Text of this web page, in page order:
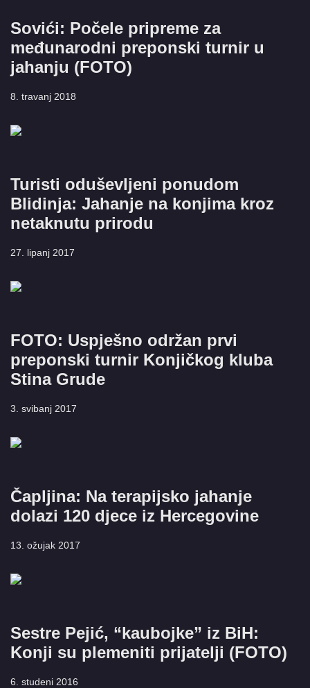
Sovići: Počele pripreme za
međunarodni preponski turnir u
jahanju (FOTO)
8. travanj 2018
Turisti oduševljeni ponudom
Blidinja: Jahanje na konjima kroz
netaknutu prirodu
27. lipanj 2017
FOTO: Uspješno održan prvi
preponski turnir Konjičkog kluba
Stina Grude
3. svibanj 2017
Čapljina: Na terapijsko jahanje
dolazi 120 djece iz Hercegovine
13. ožujak 2017
Sestre Pejić, “kaubojke” iz BiH:
Konji su plemeniti prijatelji (FOTO)
6. studeni 2016